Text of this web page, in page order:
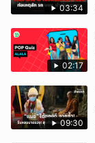
03:34
02:17
09:30